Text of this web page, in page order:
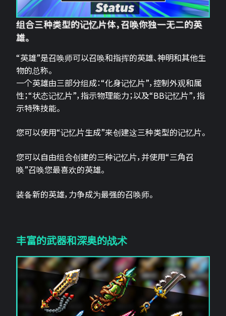
组合三种类型的记忆片体，召唤你独一无二的英
雄。
“英雄”是召唤师可以召唤和指挥的英雄、神明和其他生
物的总称。
一个英雄由三部分组成：“化身记忆片”，控制外观和属
性；“状态记忆片”，指示物理能力；以及“BB记忆片”，指
示特殊技能。
您可以使用“记忆片生成”来创建这三种类型的记忆片。
您可以自由组合创建的三种记忆片，并使用“三角召
唤”召唤您最喜欢的英雄。
装备新的英雄，力争成为最强的召唤师。
丰富的武器和深奥的战术